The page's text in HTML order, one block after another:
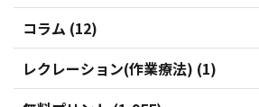
コラム (12)
レクレーション(作業療法) (1)